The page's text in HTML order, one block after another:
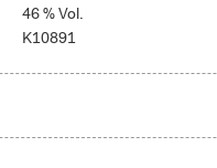
46 % Vol.
K10891